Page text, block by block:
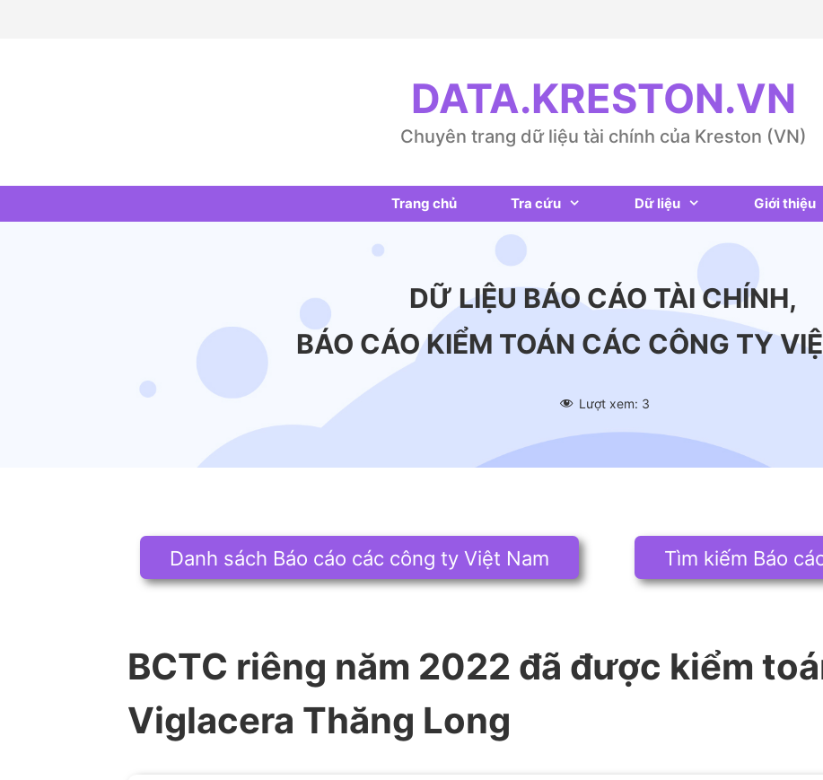
DATA.KRESTON.VN
Chuyên trang dữ liệu tài chính của Kreston (VN)
Trang chủ Tra cứu Dữ liệu Giới thiệu
DỮ LIỆU BÁO CÁO TÀI CHÍNH,
BÁO CÁO KIỂM TOÁN CÁC CÔNG TY
Lượt xem: 3
Danh sách Báo cáo các công ty Việt Nam Tìm kiếm Báo
BCTC riêng năm 2022 đã được kiểm
Viglacera Thăng Long